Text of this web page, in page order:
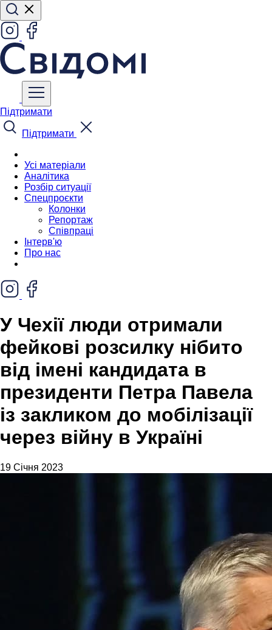
Підтримати
Підтримати
Усі матеріали
Аналітика
Розбір ситуації
Спецпроєкти
Колонки
Репортаж
Співпраці
Інтерв'ю
Про нас
У Чехії люди отримали
фейкові розсилку нібито
від імені кандидата в
президенти Петра Павела
із закликом до мобілізації
через війну в Україні
19 Січня 2023